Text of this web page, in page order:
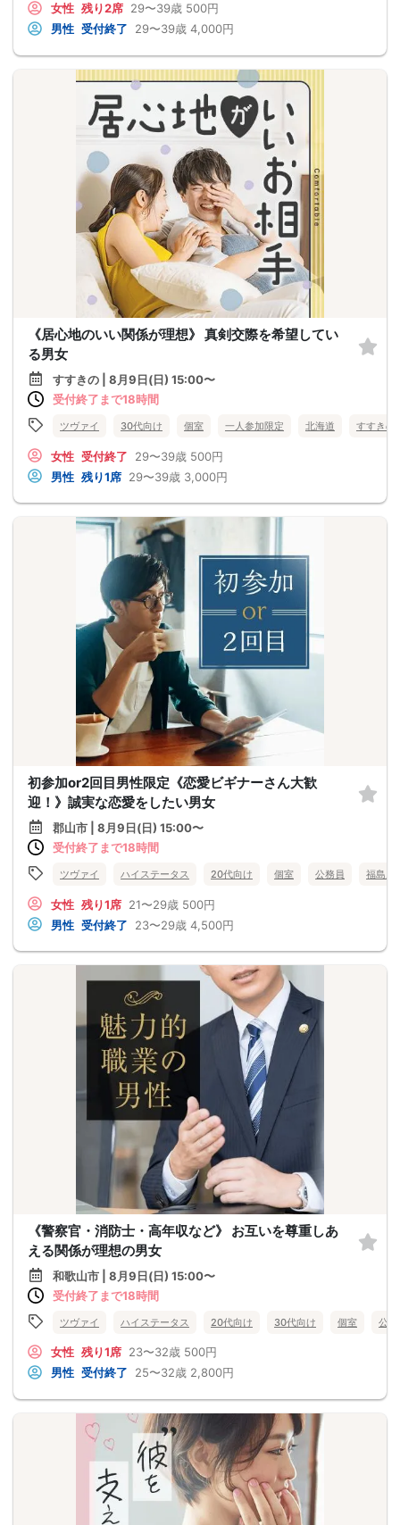
女性 残り2席 29〜39歳 500円
男性 受付終了 29〜39歳 4,000円
《居心地のいい関係が理想》 真剣交際を希望してい
る男女
すすきの | 8月9日(日) 15:00〜
受付終了まで18時間
ツヴァイ 30代向け 個室 一人参加限定 北海道 すすきの
女性 受付終了 29〜39歳 500円
男性 残り1席 29〜39歳 3,000円
初参加or2回目男性限定《恋愛ビギナーさん大歓
迎！》誠実な恋愛をしたい男女
郡山市 | 8月9日(日) 15:00〜
受付終了まで18時間
ツヴァイ ハイステータス 20代向け 個室 公務員 福島県
女性 残り1席 21〜29歳 500円
男性 受付終了 23〜29歳 4,500円
《警察官・消防士・高年収など》 お互いを尊重しあ
える関係が理想の男女
和歌山市 | 8月9日(日) 15:00〜
受付終了まで18時間
ツヴァイ ハイステータス 20代向け 30代向け 個室 公
女性 残り1席 23〜32歳 500円
男性 受付終了 25〜32歳 2,800円